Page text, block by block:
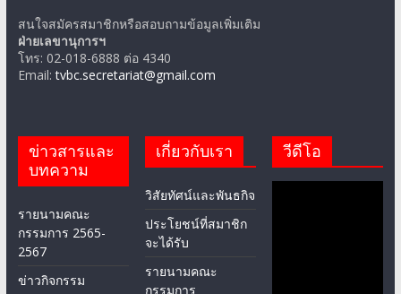
สนใจสมัครสมาชิกหรือสอบถามข้อมูลเพิ่มเติม
ฝ่ายเลขานุการฯ
โทร: 02-018-6888 ต่อ 4340
Email:tvbc.secretariat@gmail.com
ข่าวสารและ
บทความ
รายนามคณะ
กรรมการ 2565-
2567
ข่าวกิจกรรม
เกี่ยวกับเรา
วิสัยทัศน์และพันธกิจ
ประโยชน์ที่สมาชิก
จะได้รับ
รายนามคณะ
กรรมการ
วีดีโอ